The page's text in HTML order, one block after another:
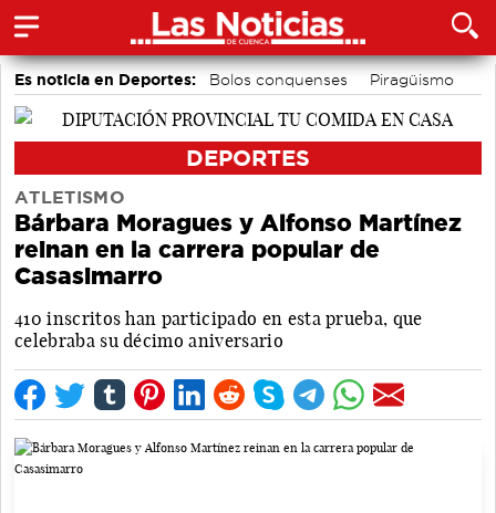
Es noticia en Deportes: Bolos conquenses
Piragüismo
Motor
DEPORTES
ATLETISMO
Bárbara Moragues y Alfonso Martínez
reinan en la carrera popular de
Casasimarro
410 inscritos han participado en esta prueba, que
celebraba su décimo aniversario